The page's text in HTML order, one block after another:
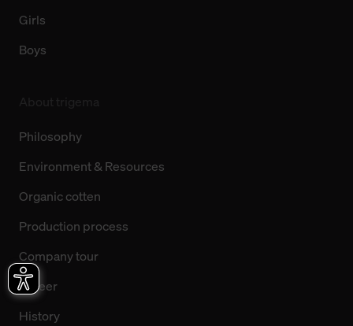
Girls
Boys
Philosophy
Environment & Resources
Organic cotten
Production process
Company tour
Career
History